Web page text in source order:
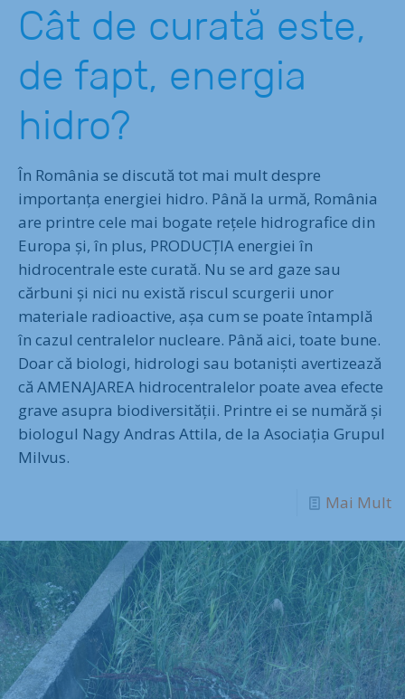
Cât de curată este,
de fapt, energia
hidro?
În România se discută tot mai mult despre
importanța energiei hidro. Până la urmă, România
are printre cele mai bogate rețele hidrografice din
Europa și, în plus, PRODUCȚIA energiei în
hidrocentrale este curată. Nu se ard gaze sau
cărbuni și nici nu există riscul scurgerii unor
materiale radioactive, așa cum se poate întamplă
în cazul centralelor nucleare. Până aici, toate bune.
Doar că biologi, hidrologi sau botaniști avertizează
că AMENAJAREA hidrocentralelor poate avea efecte
grave asupra biodiversității. Printre ei se numără și
biologul Nagy Andras Attila, de la Asociația Grupul
Milvus.
Mai Mult